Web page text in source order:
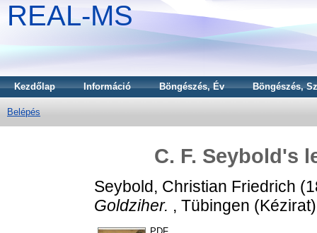
REAL-MS
Kezdőlap Információ Böngészés, Év Böngészés,
Belépés
C. F. Seybold's
Seybold, Christian Friedrich
Goldziher. , Tübingen (Kézirat)